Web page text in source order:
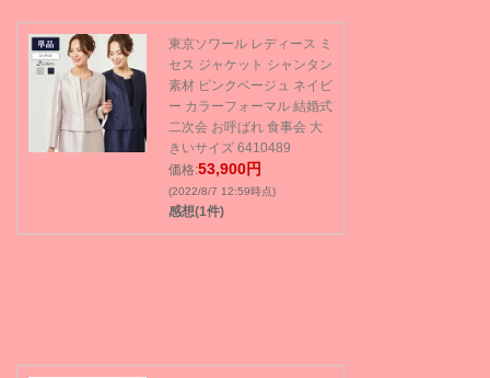
東京ソワール レディース ミ
セス ジャケット シャンタン
素材 ピンクベージュ ネイビ
ー カラーフォーマル 結婚式
二次会 お呼ばれ 食事会 大
きいサイズ 6410489
価格:53,900円
(2022/8/7 12:59時点)
感想(1件)